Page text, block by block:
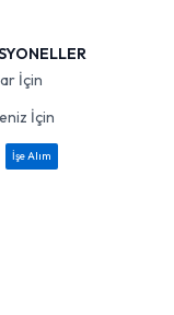
İçin
İçin
İşe Alım